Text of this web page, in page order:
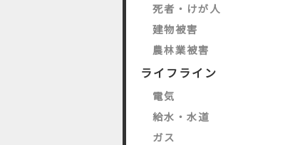
死者・けが人
建物被害
農林業被害
ライフライン
電気
給水・水道
ガス